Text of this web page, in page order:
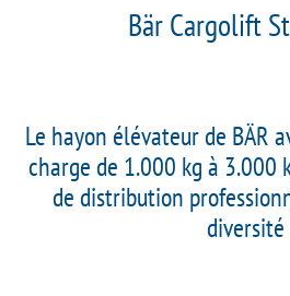
Bär Cargolift
Le hayon élévateur de BÄR
charge de 1.000 kg à 3.000
de distribution
diversité